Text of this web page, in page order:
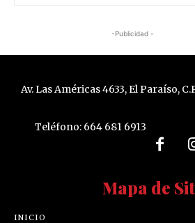
-Publicidad -
Av. Las Américas 4633, El Paraíso,
Teléfono: 664 681 6913
Mapa de
INICIO